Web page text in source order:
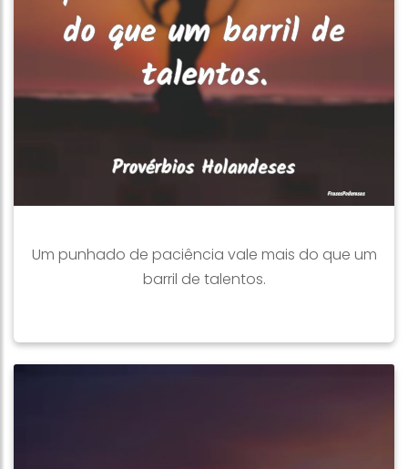
Um punhado de paciência vale mais do que um
barril de talentos.